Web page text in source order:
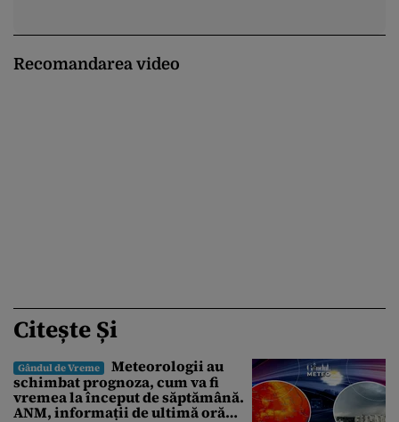
Recomandarea video
Citește Și
Gândul de Vreme
Meteorologii au
schimbat prognoza, cum va fi
vremea la început de săptămână.
ANM, informații de ultimă oră